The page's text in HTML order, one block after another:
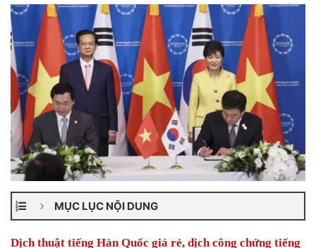
MỤC LỤC NỘI DUNG
Dịch thuật tiếng Hàn Quốc giá rẻ, dịch công chứng tiếng